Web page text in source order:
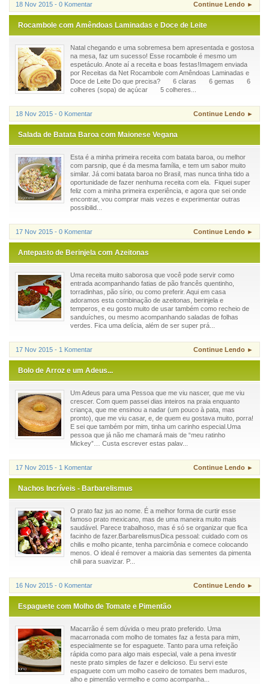
18 Nov 2015 - 0 Komentar Continue Lendo ►
Rocambole com Amêndoas Laminadas e Doce de Leite
Natal chegando e uma sobremesa bem apresentada e gostosa
na mesa, faz um sucesso! Esse rocambole é mesmo um
espetáculo. Anote aí a receita e boas festas!Imagem enviada
por Receitas da Net Rocambole com Amêndoas Laminadas e
Doce de Leite Do que precisa? 6 claras 6 gemas 6
colheres (sopa) de açúcar 5 colheres...
18 Nov 2015 - 0 Komentar Continue Lendo ►
Salada de Batata Baroa com Maionese Vegana
Esta é a minha primeira receita com batata baroa, ou melhor
com parsnip, que é da mesma família, e tem um sabor muito
similar. Já comi batata baroa no Brasil, mas nunca tinha tido a
oportunidade de fazer nenhuma receita com ela. Fiquei super
feliz com a minha primeira experiência, e agora que sei onde
encontrar, vou comprar mais vezes e experimentar outras
possibilid...
17 Nov 2015 - 0 Komentar Continue Lendo ►
Antepasto de Berinjela com Azeitonas
Uma receita muito saborosa que você pode servir como
entrada acompanhando fatias de pão francês quentinho,
torradinhas, pão sírio, ou como preferir. Aqui em casa
adoramos esta combinação de azeitonas, berinjela e
temperos, e eu gosto muito de usar também como recheio de
sanduíches, ou mesmo acompanhando saladas de folhas
verdes. Fica uma delícia, além de ser super prá...
17 Nov 2015 - 1 Komentar Continue Lendo ►
Bolo de Arroz e um Adeus...
Um Adeus para uma Pessoa que me viu nascer, que me viu
crescer. Com quem passei dias inteiros na praia enquanto
criança, que me ensinou a nadar (um pouco à pata, mas
pronto), que me viu casar, e, de quem eu gostava muito, porra!
E sei que também por mim, tinha um carinho especial.Uma
pessoa que já não me chamará mais de “meu ratinho
Mickey”… Custa escrever estas palav...
17 Nov 2015 - 1 Komentar Continue Lendo ►
Nachos Incríveis - Barbarelismus
O prato faz jus ao nome. É a melhor forma de curtir esse
famoso prato mexicano, mas de uma maneira muito mais
saudável. Parece trabalhoso, mas é só se organizar que fica
facinho de fazer.BarbarelismusDica pessoal: cuidado com os
chilis e molho picante, tenha parcimônia e comece colocando
menos. O ideal é remover a maioria das sementes da pimenta
chili para suavizar. P...
16 Nov 2015 - 0 Komentar Continue Lendo ►
Espaguete com Molho de Tomate e Pimentão
Macarrão é sem dúvida o meu prato preferido. Uma
macarronada com molho de tomates faz a festa para mim,
especialmente se for espaguete. Tanto para uma refeição
rápida como para algo mais especial, vale a pena investir
neste prato simples de fazer e delicioso. Eu servi este
espaguete com um molho caseiro de tomates bem maduros,
alho e pimentão vermelho e como acompanha...